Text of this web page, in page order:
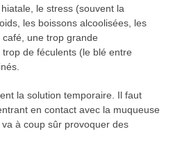
hiatale, le stress (souvent la
les boissons alcoolisées, les
une trop grande
de féculents (le blé entre
la solution temporaire. Il faut
en contact avec la muqueuse
à coup sûr provoquer des